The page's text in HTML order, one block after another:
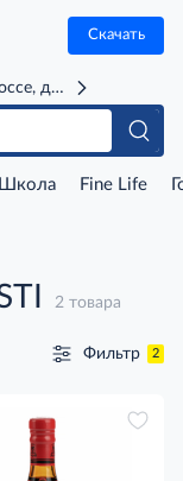
Скачать
д. 71Г (м. Речной
Школа Fine Life
2 товара
Фильтр 2